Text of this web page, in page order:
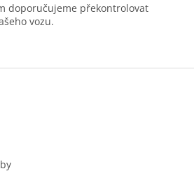
doporučujeme překontrolovat
vozu.